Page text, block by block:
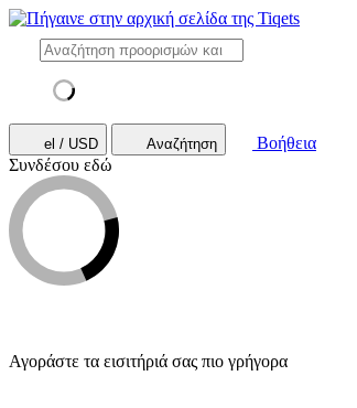
el / USD Αναζήτηση
Βοήθεια
Συνδέσου εδώ
Αγοράστε τα εισιτήριά σας πιο γρήγορα